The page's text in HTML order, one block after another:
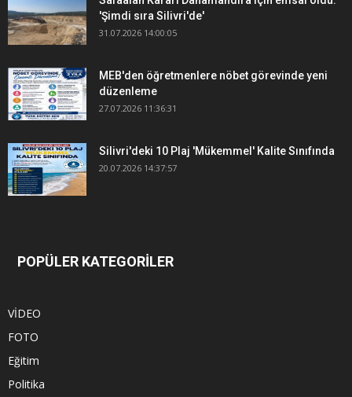
'Şimdi sıra Silivri'de'
31.07.2026 14:00:05
MEB'den öğretmenlere nöbet görevinde yeni
düzenleme
27.07.2026 11:36:31
Silivri'deki 10 Plaj 'Mükemmel' Kalite Sınıfında
20.07.2026 14:37:57
POPÜLER KATEGORİLER
VİDEO
FOTO
Eğitim
Politika